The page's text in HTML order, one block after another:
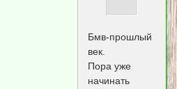
Бмв-прошлый
век.
Пора уже
начинать